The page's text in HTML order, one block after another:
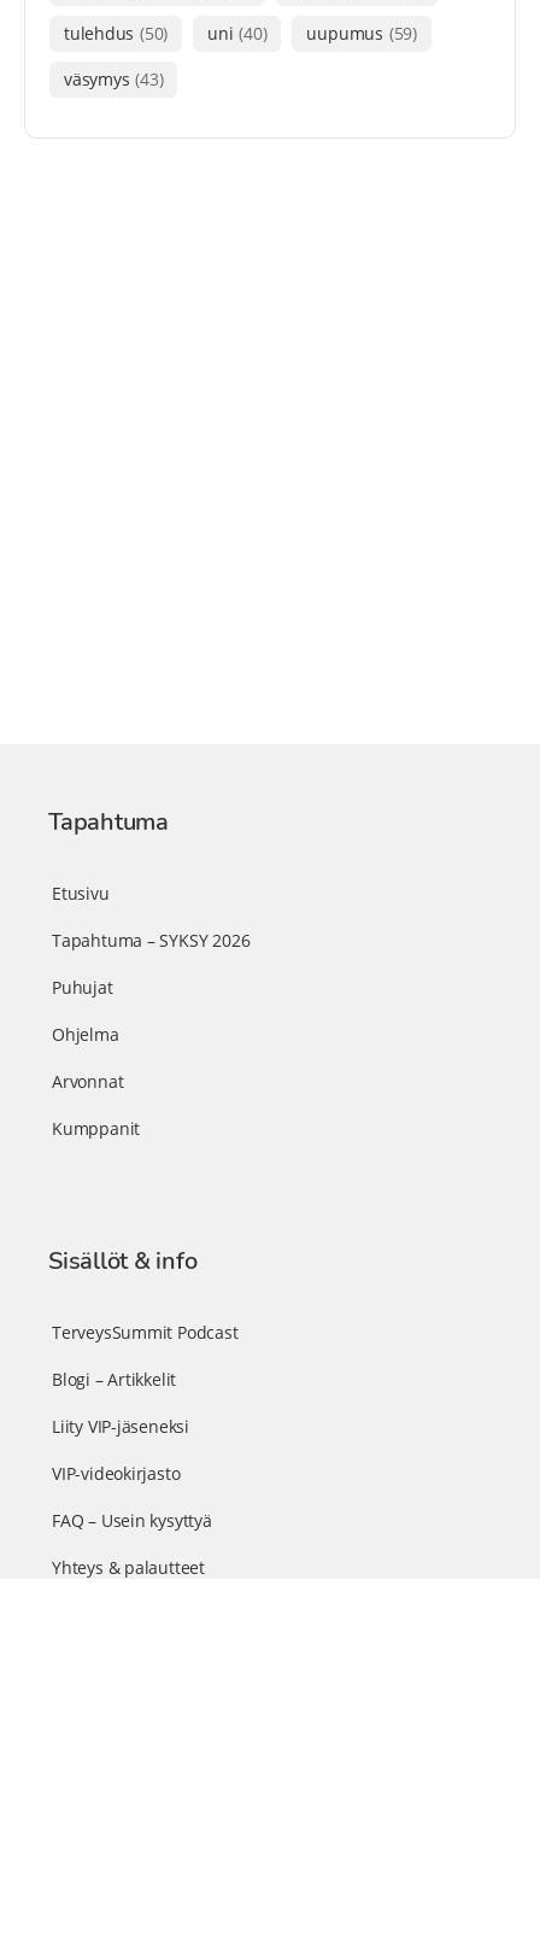
tulehdus (50) uni (40) uupumus (59)
väsymys (43)
Tapahtuma
Etusivu
Tapahtuma – SYKSY 2026
Puhujat
Ohjelma
Arvonnat
Kumppanit
Sisällöt & info
TerveysSummit Podcast
Blogi – Artikkelit
Liity VIP-jäseneksi
VIP-videokirjasto
FAQ – Usein kysyttyä
Yhteys & palautteet